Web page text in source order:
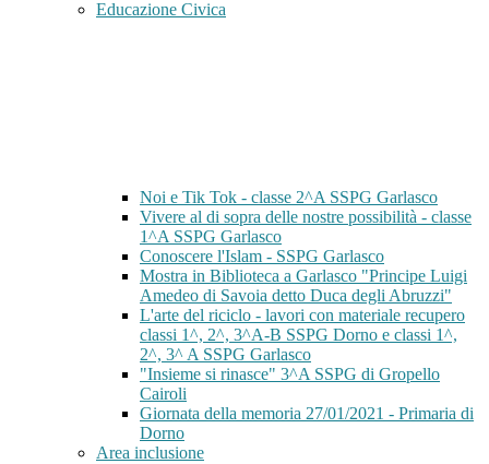
Educazione Civica
Noi e Tik Tok - classe 2^A SSPG Garlasco
Vivere al di sopra delle nostre possibilità - classe
1^A SSPG Garlasco
Conoscere l'Islam - SSPG Garlasco
Mostra in Biblioteca a Garlasco "Principe Luigi
Amedeo di Savoia detto Duca degli Abruzzi"
L'arte del riciclo - lavori con materiale recupero
classi 1^, 2^, 3^A-B SSPG Dorno e classi 1^,
2^, 3^ A SSPG Garlasco
"Insieme si rinasce" 3^A SSPG di Gropello
Cairoli
Giornata della memoria 27/01/2021 - Primaria di
Dorno
Area inclusione